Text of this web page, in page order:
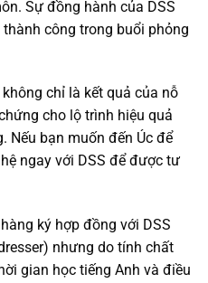
Sự đồng hành của DSS
công trong buổi phỏng
chỉ là kết quả của nỗ
cho lộ trình hiệu quả
Nếu bạn muốn đến Úc để
ngay với DSS để được tư
ký hợp đồng với DSS
nhưng do tính chất
gian học tiếng Anh và điều